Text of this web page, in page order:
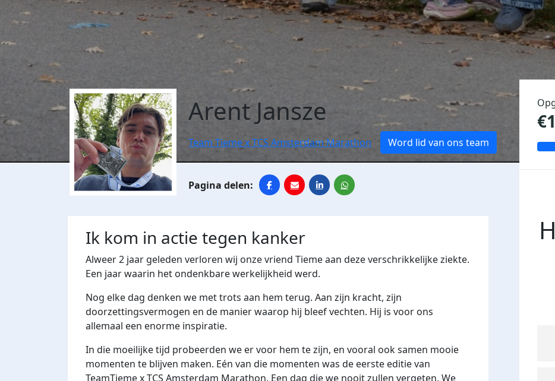
Arent Jansze
Team Tieme x TCS Amsterdam Marathon Word lid van ons team
Ik kom in actie tegen kanker
Alweer 2 jaar geleden verloren wij onze vriend Tieme aan deze verschrikkelijke ziekte.
Een jaar waarin het ondenkbare werkelijkheid werd.
Nog elke dag denken we met trots aan hem terug. Aan zijn kracht, zijn
doorzettingsvermogen en de manier waarop hij bleef vechten. Hij is voor ons
allemaal een enorme inspiratie.
In die moeilijke tijd probeerden we er voor hem te zijn, en vooral ook samen mooie
momenten te blijven maken. Eén van die momenten was de eerste editie van
TeamTieme x TCS Amsterdam Marathon. Een dag die we nooit zullen vergeten. We